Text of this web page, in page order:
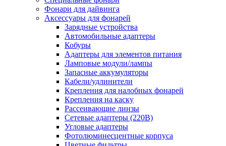
Фонари для дайвинга
Аксессуары для фонарей
Зарядные устройства
Автомобильные адаптеры
Кобуры
Адаптеры для элементов питания
Ламповые модули/лампы
Запасные аккумуляторы
Кабели/удлинители
Крепления для налобных фонарей
Крепления на каску
Рассеивающие линзы
Сетевые адаптеры (220В)
Угловые адаптеры
Фотолюминесцентные корпуса